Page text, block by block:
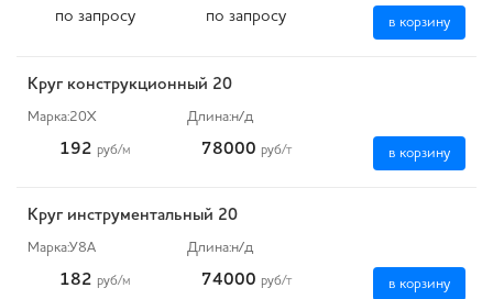
по запросу по запросу в корзину
Круг конструкционный 20
Марка:20Х Длина:н/д
192 руб/м 78000 руб/т в корзину
Круг инструментальный 20
Марка:У8А Длина:н/д
182 руб/м 74000 руб/т в корзину